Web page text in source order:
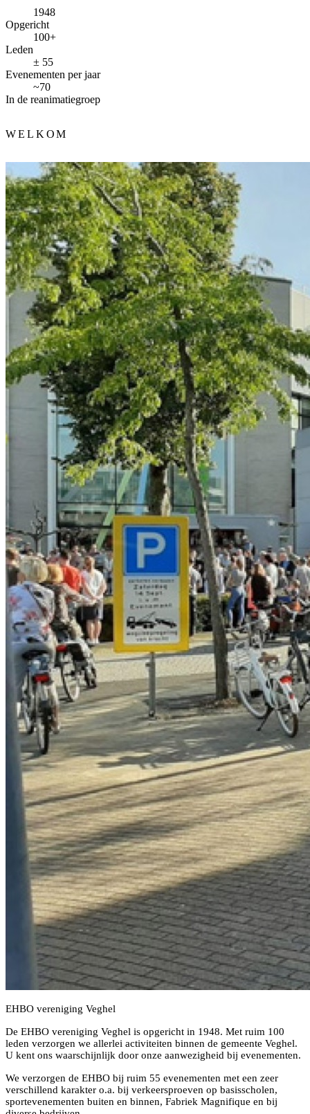
1948
Opgericht
100+
Leden
± 55
Evenementen per jaar
~70
In de reanimatiegroep
WELKOM
EHBO vereniging Veghel
De EHBO vereniging Veghel is opgericht in 1948. Met ruim 100
leden verzorgen we allerlei activiteiten binnen de gemeente Veghel.
U kent ons waarschijnlijk door onze aanwezigheid bij evenementen.
We verzorgen de EHBO bij ruim 55 evenementen met een zeer
verschillend karakter o.a. bij verkeersproeven op basisscholen,
sportevenementen buiten en binnen, Fabriek Magnifique en bij